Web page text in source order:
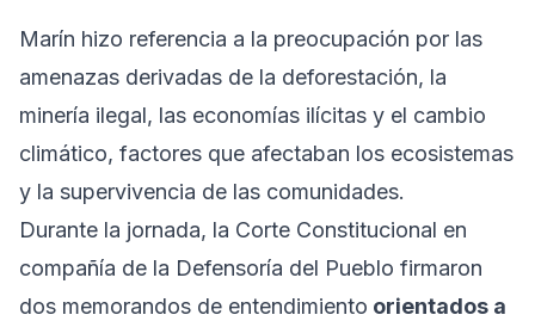
Marín hizo referencia a la preocupación por las
amenazas derivadas de la deforestación, la
minería ilegal, las economías ilícitas y el cambio
climático, factores que afectaban los ecosistemas
y la supervivencia de las comunidades.
Durante la jornada, la Corte Constitucional en
compañía de la Defensoría del Pueblo firmaron
dos memorandos de entendimiento orientados a